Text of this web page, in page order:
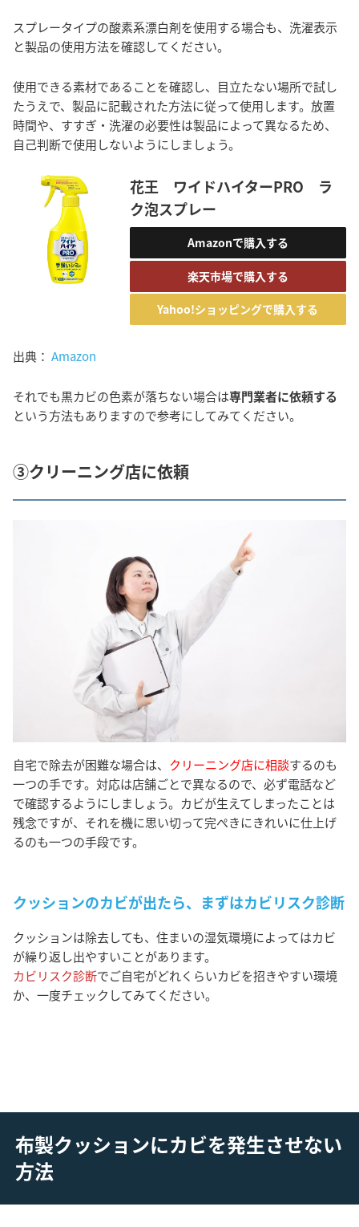
スプレータイプの酸素系漂白剤を使用する場合も、洗濯表示
と製品の使用方法を確認してください。
使用できる素材であることを確認し、目立たない場所で試し
たうえで、製品に記載された方法に従って使用します。放置
時間や、すすぎ・洗濯の必要性は製品によって異なるため、
自己判断で使用しないようにしましょう。
花王 ワイドハイターPRO ラ
ク泡スプレー
Amazonで購入する
楽天市場で購入する
Yahoo!ショッピングで購入する
出典： Amazon
それでも黒カビの色素が落ちない場合は専門業者に依頼する
という方法もありますので参考にしてみてください。
③クリーニング店に依頼
自宅で除去が困難な場合は、 クリーニング店に相談するのも
一つの手です。対応は店舗ごとで異なるので、必ず電話など
で確認するようにしましょう。カビが生えてしまったことは
残念ですが、それを機に思い切って完ぺきにきれいに仕上げ
るのも一つの手段です。
クッションのカビが出たら、まずはカビリスク診断
クッションは除去しても、住まいの湿気環境によってはカビ
が繰り返し出やすいことがあります。
カビリスク診断でご自宅がどれくらいカビを招きやすい環境
か、一度チェックしてみてください。
布製クッションにカビを発生させない
方法